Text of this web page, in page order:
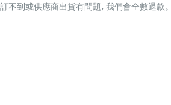
不到或供應商出貨有問題, 我們會全數退款